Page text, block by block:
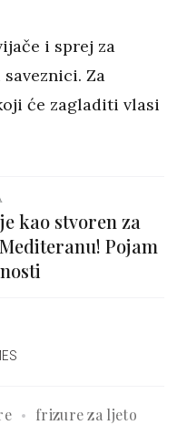
i sprej za
Za
će zagladiti vlasi
kao stvoren za
Pojam
frizure za ljeto